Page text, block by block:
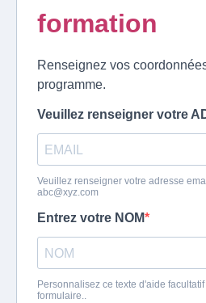
formation
Renseignez vos
programme.
Veuillez renseigner votre
Veuillez renseigner votre adresse
abc@xyz.com
Entrez votre NOM
Personnalisez ce texte d'aide
formulaire..